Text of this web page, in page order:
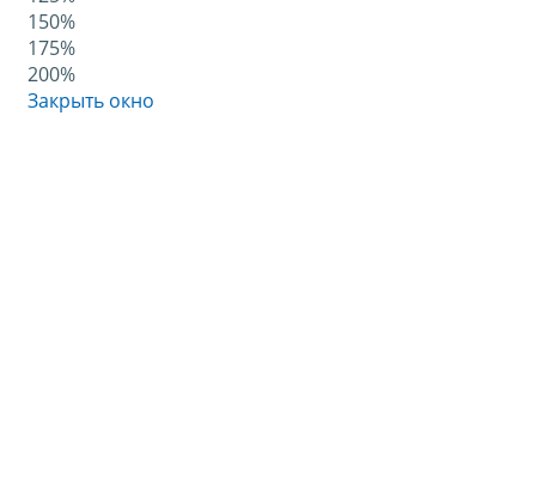
150%
175%
200%
Закрыть окно